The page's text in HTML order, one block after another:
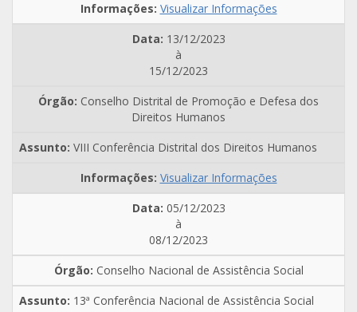
Visualizar Informações
13/12/2023
à
15/12/2023
Conselho Distrital de Promoção e Defesa dos
Direitos Humanos
VIII Conferência Distrital dos Direitos Humanos
Visualizar Informações
05/12/2023
à
08/12/2023
Conselho Nacional de Assistência Social
13ª Conferência Nacional de Assistência Social